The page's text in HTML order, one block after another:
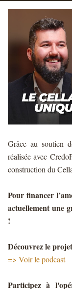
Grâce au soutien
réalisée avec
construction du
Pour financer
actuellement une
!
Découvrez le
=> Voir le podcast
Participez à